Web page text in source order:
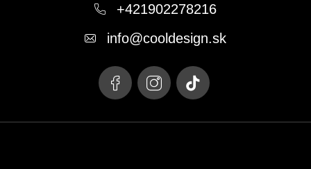
+421902278216
info@cooldesign.sk